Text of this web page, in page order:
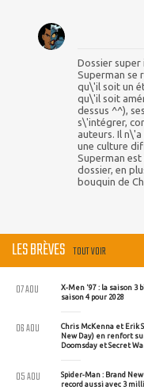
Dossier super
Superman se
qu\'il soit un
qu\'il soit
dessus ^^),
s\'intégrer,
auteurs. Il
une culture
Superman est
dossier, en
bouquin de
LES BRÈVES TOUT VOIR
X-Men '97 : la saison 3
saison 4 pour 2028
07 AOU
Chris McKenna et Erik
New Day) en renfort
Doomsday et Secret
06 AOU
Spider-Man : Brand
record aussi avec 3
05 AOU